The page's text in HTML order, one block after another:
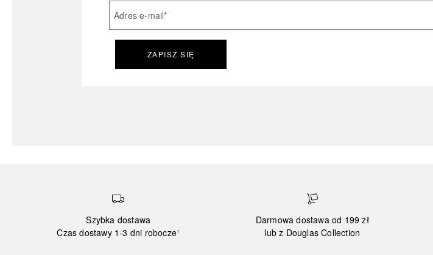
Adres e-mail*
ZAPISZ SIĘ
Szybka dostawa
Czas dostawy 1-3 dni robocze¹
Darmowa dostawa od 199 zł
lub z Douglas Collection